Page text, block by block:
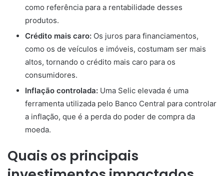
como referência para a rentabilidade desses
produtos.
Crédito mais caro: Os juros para financiamentos,
como os de veículos e imóveis, costumam ser mais
altos, tornando o crédito mais caro para os
consumidores.
Inflação controlada: Uma Selic elevada é uma
ferramenta utilizada pelo Banco Central para controlar
a inflação, que é a perda do poder de compra da
moeda.
Quais os principais